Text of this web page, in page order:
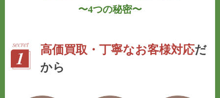
〜4つの秘密〜
高価買取・丁寧なお客様対応だ
から